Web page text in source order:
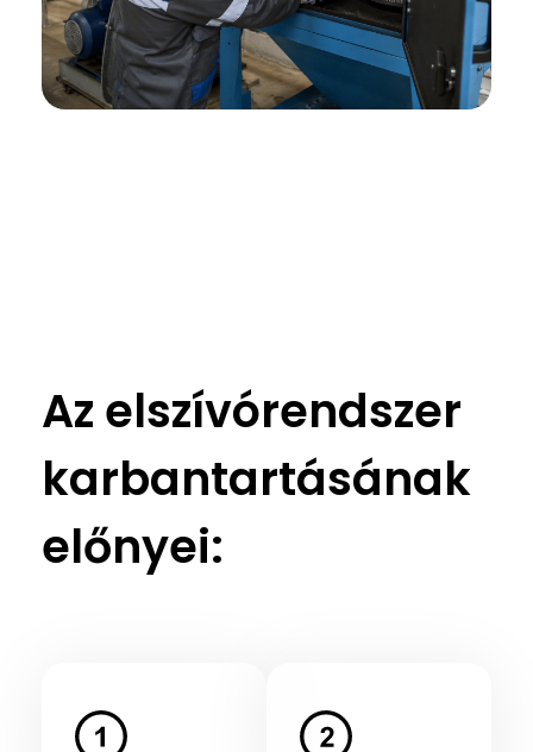
Az elszívórendszer
karbantartásának
előnyei: